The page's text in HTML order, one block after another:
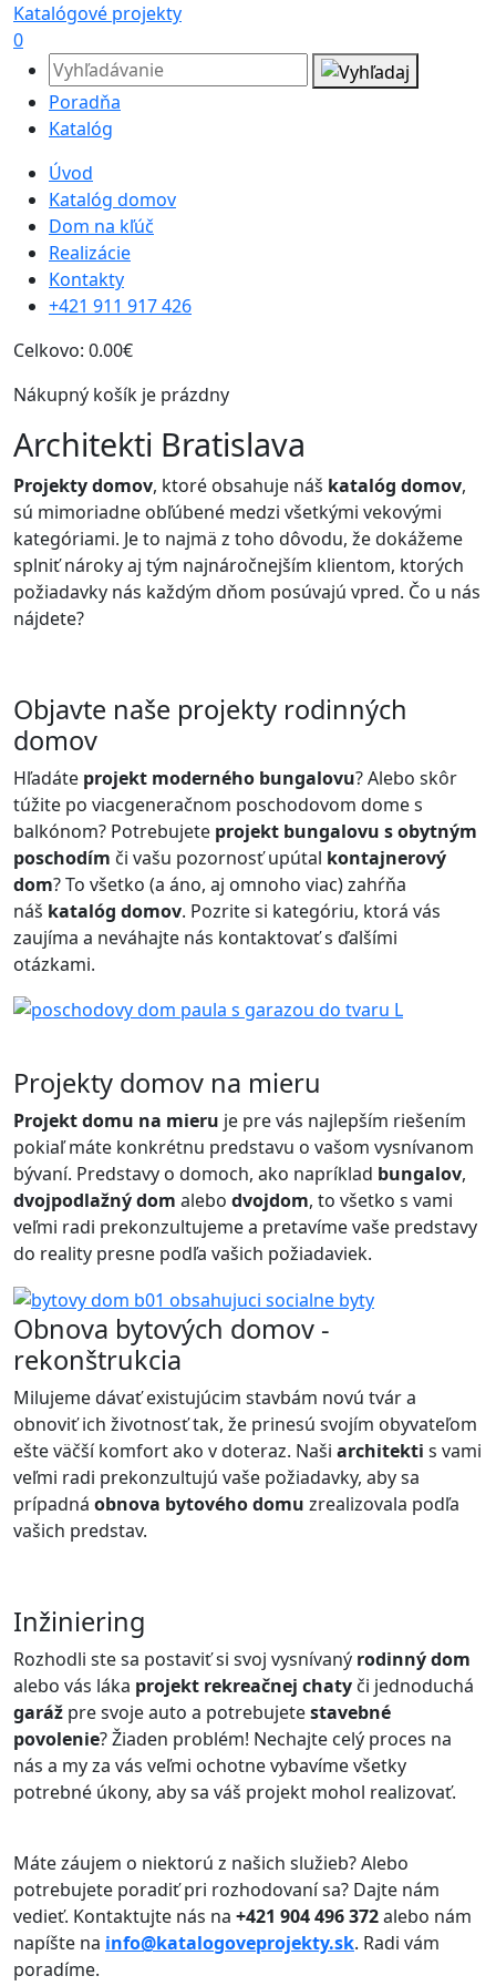
Katalógové projekty
0
Poradňa
Katalóg
Úvod
Katalóg domov
Dom na kľúč
Realizácie
Kontakty
+421 911 917 426
Celkovo: 0.00€
Nákupný košík je prázdny
Architekti Bratislava
Projekty domov, ktoré obsahuje náš katalóg domov,
sú mimoriadne obľúbené medzi všetkými vekovými
kategóriami. Je to najmä z toho dôvodu, že dokážeme
splniť nároky aj tým najnáročnejším klientom, ktorých
požiadavky nás každým dňom posúvajú vpred. Čo u nás
nájdete?
Objavte naše projekty rodinných
domov
Hľadáte projekt moderného bungalovu? Alebo skôr
túžite po viacgeneračnom poschodovom dome s
balkónom? Potrebujete projekt bungalovu s obytným
poschodím či vašu pozornosť upútal kontajnerový
dom? To všetko (a áno, aj omnoho viac) zahŕňa
náš katalóg domov. Pozrite si kategóriu, ktorá vás
zaujíma a neváhajte nás kontaktovať s ďalšími
otázkami.
Projekty domov na mieru
Projekt domu na mieru je pre vás najlepším riešením
pokiaľ máte konkrétnu predstavu o vašom vysnívanom
bývaní. Predstavy o domoch, ako napríklad bungalov,
dvojpodlažný dom alebo dvojdom, to všetko s vami
veľmi radi prekonzultujeme a pretavíme vaše predstavy
do reality presne podľa vašich požiadaviek.
Obnova bytových domov -
rekonštrukcia
Milujeme dávať existujúcim stavbám novú tvár a
obnoviť ich životnosť tak, že prinesú svojím obyvateľom
ešte väčší komfort ako v doteraz. Naši architekti s vami
veľmi radi prekonzultujú vaše požiadavky, aby sa
prípadná obnova bytového domu zrealizovala podľa
vašich predstav.
Inžiniering
Rozhodli ste sa postaviť si svoj vysnívaný rodinný dom
alebo vás láka projekt rekreačnej chaty či jednoduchá
garáž pre svoje auto a potrebujetestavebné
povolenie? Žiaden problém! Nechajte celý proces na
nás a my za vás veľmi ochotne vybavíme všetky
potrebné úkony, aby sa váš projekt mohol realizovať.
Máte záujem o niektorú z našich služieb? Alebo
potrebujete poradiť pri rozhodovaní sa? Dajte nám
vedieť. Kontaktujte nás na +421 904 496 372alebo nám
napíšte na info@katalogoveprojekty.sk. Radi vám
poradíme.